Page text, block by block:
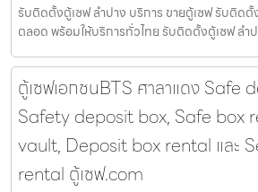
รับติดตั้งตู้เซฟ ลำปาง บริการ ขายตู้เซฟ รับติด
ตลอด พร้อมให้บริการทั่วไทย รับติดตั้งตู้เซฟ ลำ
ตู้เซฟเอกชนBTS ศาลาแดง Safe
Safety deposit box, Safe box
vault, Deposit box rental และ
rental ตู้เซฟ.com